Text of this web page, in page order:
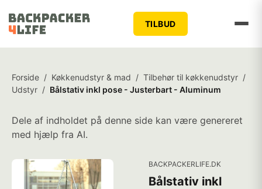
TILBUD
Forside / Køkkenudstyr & mad / Tilbehør til køkkenudstyr /
Udstyr / Bålstativ inkl pose - Justerbart - Aluminum
Dele af indholdet på denne side kan være genereret
med hjælp fra AI.
BACKPACKERLIFE.DK
Bålstativ inkl